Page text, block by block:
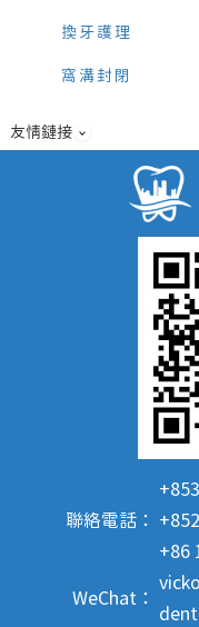
換牙護理
窩溝封閉
友情鏈接
聯絡電話：
+86
WeChat：